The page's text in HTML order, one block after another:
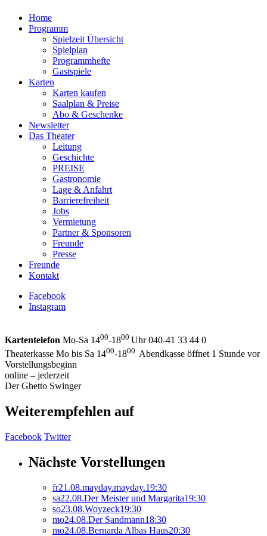
Home
Programm
Spielzeit Übersicht
Spielplan
Programmhefte
Gastspiele
Karten
Karten kaufen
Saalplan & Preise
Abo & Geschenke
Newsletter
Das Theater
Leitung
Geschichte
PREISE
Gastronomie
Lage & Anfahrt
Barrierefreiheit
Jobs
Vermietung
Partner & Sponsoren
Freunde
Presse
Freunde
Kontakt
Facebook
Instagram
Kartentelefon Mo-Sa 1400-1800 Uhr 040-41 33 44 0
Theaterkasse Mo bis Sa 1400-1800 Abendkasse öffnet 1 Stunde vor
Vorstellungsbeginn
online – jederzeit
Der Ghetto Swinger
Weiterempfehlen auf
Facebook Twitter
Nächste Vorstellungen
fr21.08.mayday.mayday.19:30
sa22.08.Der Meister und Margarita19:30
so23.08.Woyzeck19:30
mo24.08.Der Sandmann18:30
mo24.08.Bernarda Albas Haus20:30